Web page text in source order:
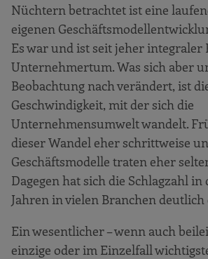
Nüchtern betrachtet ist eine
eigenen
Es war und ist seit jeher integraler
Unternehmertum. Was sich aber
Beobachtung nach verändert, ist
Geschwindigkeit, mit der sich die
Unternehmensumwelt wandelt.
dieser Wandel eher schrittweise
Geschäftsmodelle traten eher
Dagegen hat sich die Schlagzahl
Jahren in vielen Branchen
Ein wesentlicher – wenn auch
einzige oder im Einzelfall